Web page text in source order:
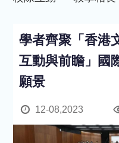
學者齊聚「香港
互動與前瞻」國
願景
12-08,2023